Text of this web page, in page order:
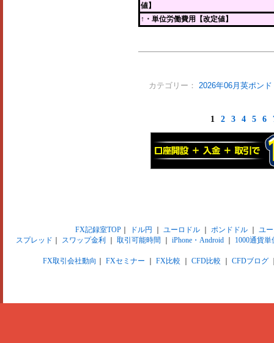
値】
↑・単位労働費用【改定値】
カテゴリー： 2026年06月英ポンド
1 2 3 4 5 6
FX記録室TOP｜ ドル円 ユーロドル｜ ポンドドル｜ ユ
スプレッド
スワップ金利 取引可能時間 iPhone・Android 1000通貨単
FX取引会社動向 FXセミナー FX比較 CFD比較 CFDブログ